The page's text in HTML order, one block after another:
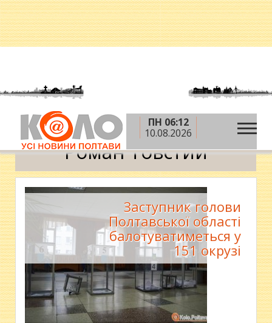
ПН 06:12
10.08.2026
Головна » Роман Товстий
Роман Товстий
Заступник голови
Полтавської області
балотуватиметься у
151 окрузі